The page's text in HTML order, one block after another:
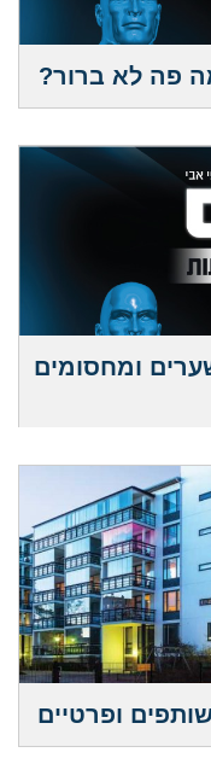
פה לא ברור?
ומחסומים
ופרטיים